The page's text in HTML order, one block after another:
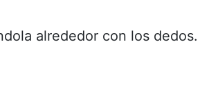
alrededor con los dedos.